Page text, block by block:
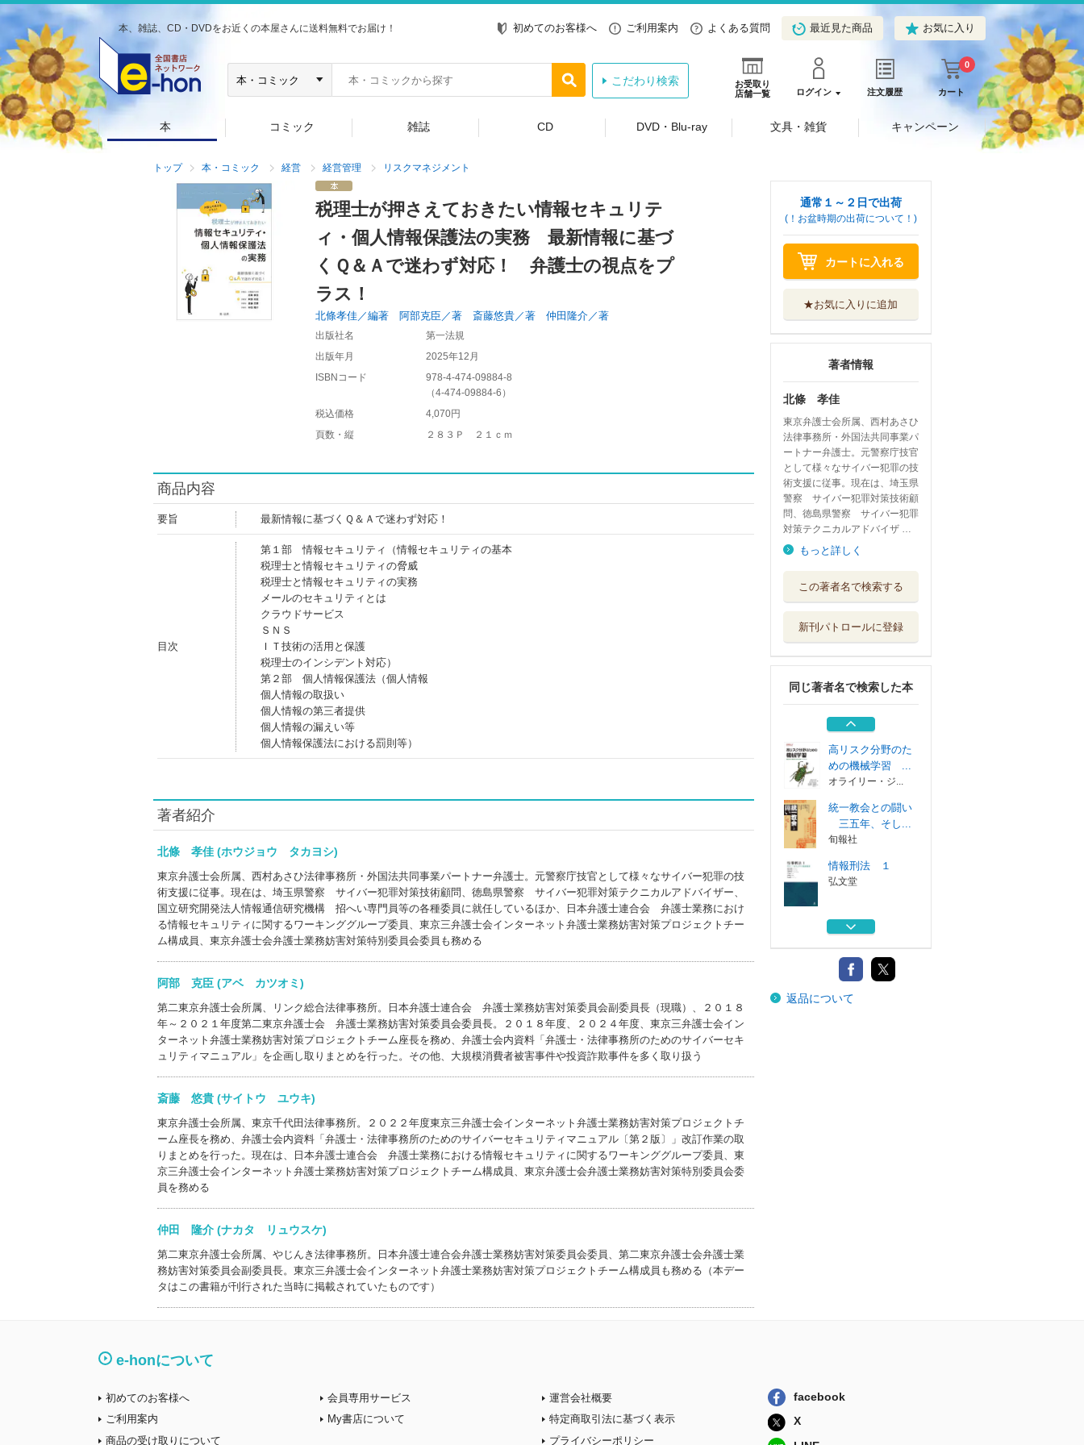
本、雑誌、CD・DVDをお近くの本屋さんに送料無料でお届け！ 初めてのお客様へ ご利用案内 よくある質問 最近見た商品 お気に入り
お受取り
店舗一覧
ログイン 注文履歴 カート
0
こだわり検索
本 コミック 雑誌 CD DVD・Blu-ray 文具・雑貨 キャンペーン
トップ 本・コミック 経営 経営管理 リスクマネジメント
税理士が押さえておきたい情報セキュリテ
ィ・個人情報保護法の実務 最新情報に基づ
くＱ＆Ａで迷わず対応！ 弁護士の視点をプ
ラス！
北條孝佳／編著 阿部克臣／著 斎藤悠貴／著 仲田隆介／著
出版社名
第一法規
出版年月
2025年12月
ISBNコード
978-4-474-09884-8
（4-474-09884-6 ）
税込価格
4,070円
頁数・縦
２８３Ｐ ２１ｃｍ
商品内容
要旨 最新情報に基づくＱ＆Ａで迷わず対応！
目次
第１部 情報セキュリティ（情報セキュリティの基本
税理士と情報セキュリティの脅威
税理士と情報セキュリティの実務
メールのセキュリティとは
クラウドサービス
ＳＮＳ
ＩＴ技術の活用と保護
税理士のインシデント対応）
第２部 個人情報保護法（個人情報
個人情報の取扱い
個人情報の第三者提供
個人情報の漏えい等
個人情報保護法における罰則等）
著者紹介
北條 孝佳 (ホウジョウ タカヨシ)
東京弁護士会所属、西村あさひ法律事務所・外国法共同事業パートナー弁護士。元警察庁技官として様々なサイバー犯罪の技
術支援に従事。現在は、埼玉県警察 サイバー犯罪対策技術顧問、徳島県警察 サイバー犯罪対策テクニカルアドバイザー、
国立研究開発法人情報通信研究機構 招へい専門員等の各種委員に就任しているほか、日本弁護士連合会 弁護士業務におけ
る情報セキュリティに関するワーキンググループ委員、東京三弁護士会インターネット弁護士業務妨害対策プロジェクトチー
ム構成員、東京弁護士会弁護士業務妨害対策特別委員会委員も務める
阿部 克臣 (アベ カツオミ)
第二東京弁護士会所属、リンク総合法律事務所。日本弁護士連合会 弁護士業務妨害対策委員会副委員長（現職）、２０１８
年～２０２１年度第二東京弁護士会 弁護士業務妨害対策委員会委員長。２０１８年度、２０２４年度、東京三弁護士会イン
ターネット弁護士業務妨害対策プロジェクトチーム座長を務め、弁護士会内資料「弁護士・法律事務所のためのサイバーセキ
ュリティマニュアル」を企画し取りまとめを行った。その他、大規模消費者被害事件や投資詐欺事件を多く取り扱う
斎藤 悠貴 (サイトウ ユウキ)
東京弁護士会所属、東京千代田法律事務所。２０２２年度東京三弁護士会インターネット弁護士業務妨害対策プロジェクトチ
ーム座長を務め、弁護士会内資料「弁護士・法律事務所のためのサイバーセキュリティマニュアル〔第２版〕」改訂作業の取
りまとめを行った。現在は、日本弁護士連合会 弁護士業務における情報セキュリティに関するワーキンググループ委員、東
京三弁護士会インターネット弁護士業務妨害対策プロジェクトチーム構成員、東京弁護士会弁護士業務妨害対策特別委員会委
員を務める
仲田 隆介 (ナカタ リュウスケ)
第二東京弁護士会所属、やじんき法律事務所。日本弁護士連合会弁護士業務妨害対策委員会委員、第二東京弁護士会弁護士業
務妨害対策委員会副委員長。東京三弁護士会インターネット弁護士業務妨害対策プロジェクトチーム構成員も務める（本デー
タはこの書籍が刊行された当時に掲載されていたものです）
通常１～２日で出荷
(！お盆時期の出荷について！)
カートに入れる
★お気に入りに追加
著者情報
北條 孝佳
東京弁護士会所属、西村あさひ
法律事務所・外国法共同事業パ
ートナー弁護士。元警察庁技官
として様々なサイバー犯罪の技
術支援に従事。現在は、埼玉県
警察 サイバー犯罪対策技術顧
問、徳島県警察 サイバー犯罪
対策テクニカルアドバイザ …
もっと詳しく
この著者名で検索する
新刊パトロールに登録
同じ著者名で検索した本
弘文堂
法律実務のための
商事法務
業種別にわかるデ
ータ保護・活用...
中央経済社
高リスク分野のた
めの機械学習 ...
オライリー・ジ...
統一教会との闘い
三五年、そし...
旬報社
情報刑法 １
弘文堂
法律実務のための
商事法務
業種別にわかるデ
ータ保護・活用...
返品について
e-honについて
初めてのお客様へ
ご利用案内
商品の受け取りについて
会員専用サービス
My書店について
運営会社概要
特定商取引法に基づく表示
プライバシーポリシー
facebook
X